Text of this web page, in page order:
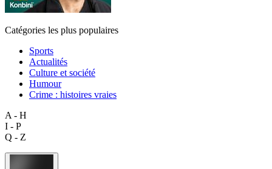
Catégories les plus populaires
Sports
Actualités
Culture et société
Humour
Crime : histoires vraies
A - H
I - P
Q - Z